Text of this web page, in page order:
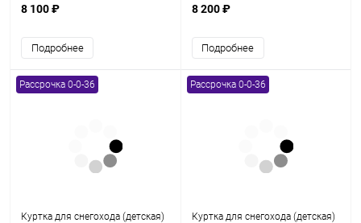
(XL)
8 100 ₽
Подробнее
8 200 ₽
Подробнее
Рассрочка 0-0-36
Куртка для снегохода (детская)
Рассрочка 0-0-36
Куртка для снегохода (детская)